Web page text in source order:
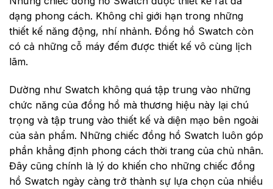
dạng phong cách. Không chỉ giới hạn trong những
thiết kế năng động, nhí nhảnh. Đồng hồ Swatch còn
có cả những cỗ máy đếm được thiết kế vô cùng lịch
lãm.
Dường như Swatch không quá tập trung vào những
chức năng của đồng hồ mà thương hiệu này lại chú
trọng và tập trung vào thiết kế và diện mạo bên ngoài
của sản phẩm. Những chiếc đồng hồ Swatch luôn góp
phần khẳng định phong cách thời trang của chủ nhân.
Đây cũng chính là lý do khiến cho những chiếc đồng
hồ Swatch ngày càng trở thành sự lựa chọn của nhiều